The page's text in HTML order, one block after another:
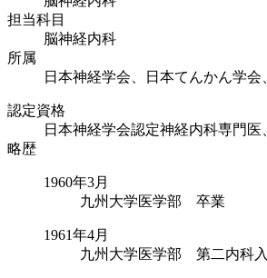
担当科目
脳神経内科
所属
日本神経学会、日本てんかん学
認定資格
日本神経学会認定神経内科専門
略歴
1960年3月
九州大学医学部 卒業
1961年4月
九州大学医学部 第二内科